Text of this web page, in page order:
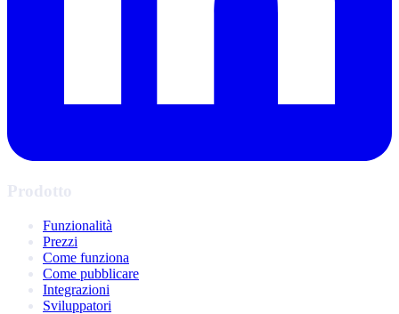
Prodotto
Funzionalità
Prezzi
Come funziona
Come pubblicare
Integrazioni
Sviluppatori